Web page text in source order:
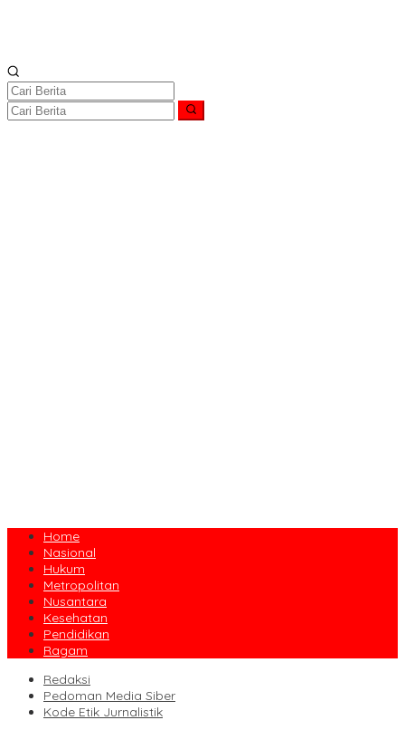
Home
Nasional
Hukum
Metropolitan
Nusantara
Kesehatan
Pendidikan
Ragam
Redaksi
Pedoman Media Siber
Kode Etik Jurnalistik